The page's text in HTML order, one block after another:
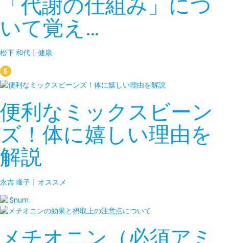
「代謝の仕組み」につ
いて覚え…
松下 和代 | 健康
便利なミックスビーン
ズ！体に嬉しい理由を
解説
永吉 峰子 | オススメ